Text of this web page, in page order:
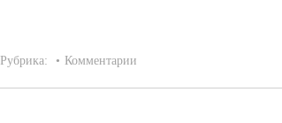
Рубрика: Комментарии